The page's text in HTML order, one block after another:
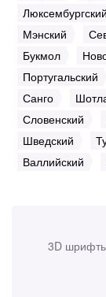
3D
Люксембургский
Мэнский
Букмол
Португальский
Санго
Словенский
Шведский
Валлийский